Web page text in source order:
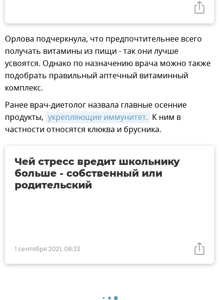
Орлова подчеркнула, что предпочтительнее всего
получать витамины из пищи - так они лучше
усвоятся. Однако по назначению врача можно также
подобрать правильный аптечный витаминный
комплекс.
Ранее врач-диетолог назвала главные осенние
продукты, укрепляющие иммунитет. К ним в
частности относятся клюква и брусника.
1 сентября 2021, 08:33
Чей стресс вредит школьнику
больше - собственный или
родительский